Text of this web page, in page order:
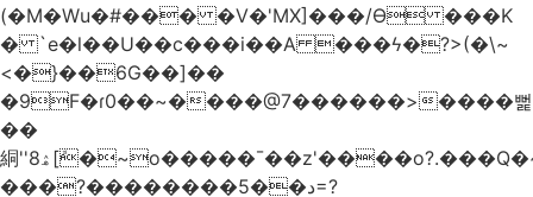
(�M�Wu�#��� �V�'MX]���/Ѳ ���K
� `e�l��U��c���i��A ���ϟ�?>(�\~
<�}��6G��]��
�9F�ɾ0��~����@7������>����뻝
��
絧''8ۿ[ܽ�~ο�����¯��z'����o?.���Q�~��t��/
���?��������5��د=?